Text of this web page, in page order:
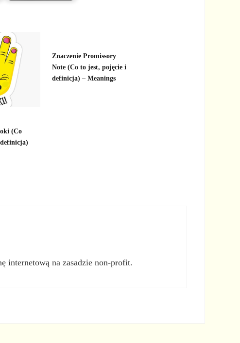
(Co
Znaczenie Promissory
Note (Co to jest, pojęcie i
definicja) – Meanings
internetową na zasadzie non-profit.